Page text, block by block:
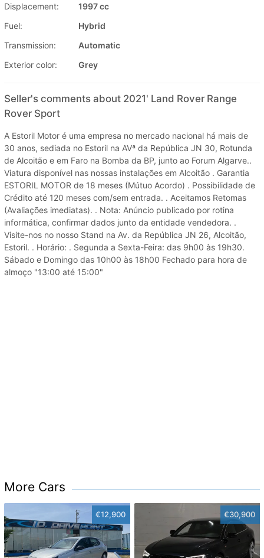
Displacement:
1997 cc
Fuel:
Hybrid
Transmission:
Automatic
Exterior color:
Grey
Seller's comments about 2021' Land Rover Range
Rover Sport
A Estoril Motor é uma empresa no mercado nacional há mais de
30 anos, sediada no Estoril na AVª da República JN 30, Rotunda
de Alcoitão e em Faro na Bomba da BP, junto ao Forum Algarve..
Viatura disponível nas nossas instalações em Alcoitão . Garantia
ESTORIL MOTOR de 18 meses (Mútuo Acordo) . Possibilidade de
Crédito até 120 meses com/sem entrada. . Aceitamos Retomas
(Avaliações imediatas). . Nota: Anúncio publicado por rotina
informática, confirmar dados junto da entidade vendedora. .
Visite-nos no nosso Stand na Av. da República JN 26, Alcoitão,
Estoril. . Horário: . Segunda a Sexta-Feira: das 9h00 às 19h30.
Sábado e Domingo das 10h00 às 18h00 Fechado para hora de
almoço "13:00 até 15:00"
More Cars
€12,900 €30,900